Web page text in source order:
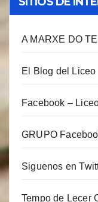
A MARXE DO
El Blog del Liceo
Facebook –
GRUPO
Siguenos en
Tempo de Lecer